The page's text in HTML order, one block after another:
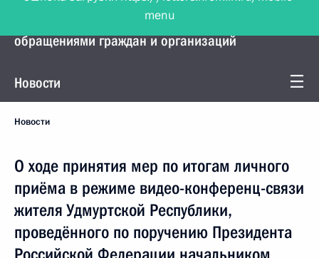
Управление Президента по работе с
обращениями граждан и организаций
Новости
Новости
О ходе принятия мер по итогам личного
приёма в режиме видео-конференц-связи
жителя Удмуртской Республики,
проведённого по поручению Президента
menu